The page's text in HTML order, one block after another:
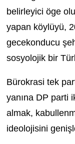
belirleyici öge
yapan köylüyü,
gecekonducu
sosyolojik bir
Bürokrasi tek
yanına DP parti
almak,
ideolojisini